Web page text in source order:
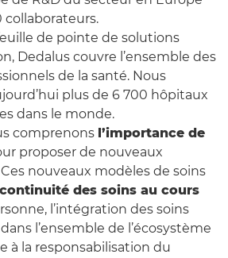
collaborateurs.
de pointe de solutions
Dedalus couvre l’ensemble des
de la santé. Nous
plus de 6 700 hôpitaux
dans le monde.
comprenons l’importance de
proposer de nouveaux
nouveaux modèles de soins
continuité des soins au cours
l’intégration des soins
l’ensemble de l’écosystème
à la responsabilisation du